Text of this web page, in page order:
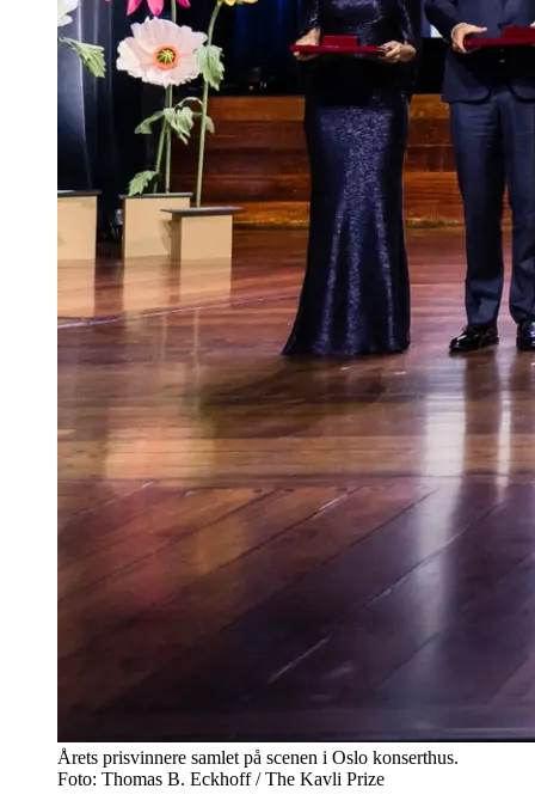
Årets prisvinnere samlet på scenen i Oslo konserthus.
Foto: Thomas B. Eckhoff / The Kavli Prize